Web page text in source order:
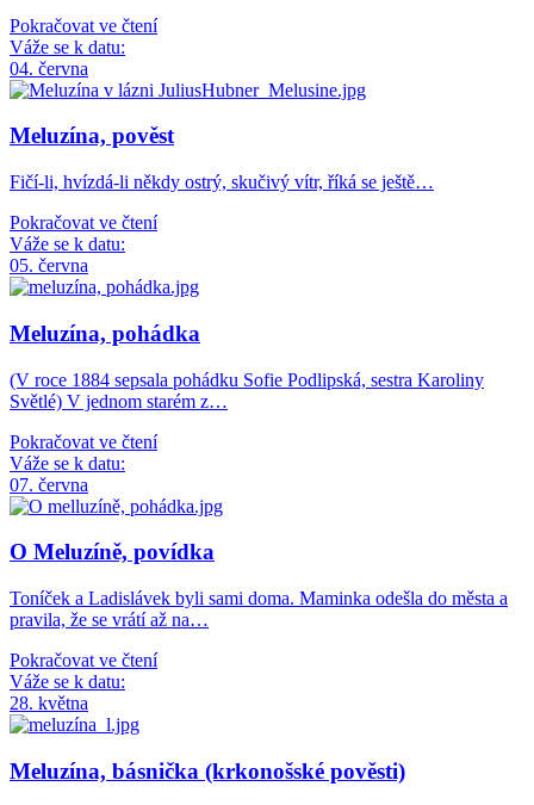
Pokračovat ve čtení
Váže se k datu:
04. června
Meluzína, pověst
Fičí-li, hvízdá-li někdy ostrý, skučivý vítr, říká se ještě…
Pokračovat ve čtení
Váže se k datu:
05. června
Meluzína, pohádka
(V roce 1884 sepsala pohádku Sofie Podlipská, sestra Karoliny
Světlé) V jednom starém z…
Pokračovat ve čtení
Váže se k datu:
07. června
O Meluzíně, povídka
Toníček a Ladislávek byli sami doma. Maminka odešla do města a
pravila, že se vrátí až na…
Pokračovat ve čtení
Váže se k datu:
28. května
Meluzína, básnička (krkonošské pověsti)